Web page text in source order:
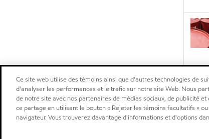
Ce site web utilise des témoins ainsi que d'autres technologies de
d'analyser les performances et le trafic sur notre site Web. Nous
de notre site avec nos partenaires de médias sociaux, de publicité
ce partage en utilisant le bouton « Rejeter les témoins facultatifs »
navigateur. Vous trouverez davantage d'informations et d'options